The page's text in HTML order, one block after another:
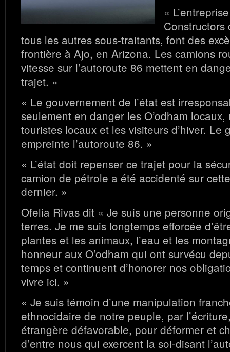
«
Constructors
tous les autres sous-traitants, font des
frontière à Ajo, en Arizona. Les camions
vitesse sur l’autoroute 86 mettent en
trajet. »
« Le gouvernement de l’état est
seulement en danger les O’odham
touristes locaux et les visiteurs d’hiver. Le
empreinte l’autoroute 86. »
« L’état doit repenser ce trajet pour la
camion de pétrole a été accidenté sur
dernier. »
Ofelia Rivas dit « Je suis une personne
terres. Je me suis longtemps efforcée
plantes et les animaux, l’eau et les
honneur aux O’odham qui ont survécu
temps et continuent d’honorer nos
vivre ici. »
« Je suis témoin d’une manipulation
ethnocidaire de notre peuple, par
étrangère défavorable, pour déformer et
d’entre nous qui exercent la soi-disant